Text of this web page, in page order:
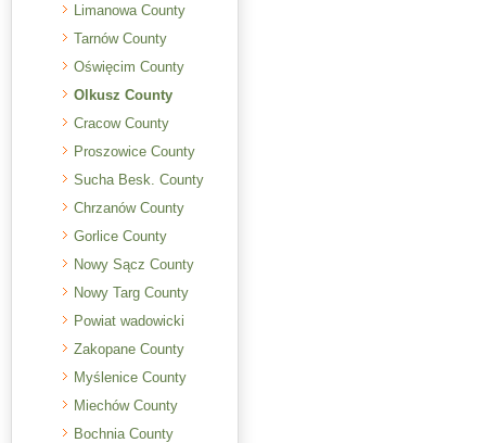
Limanowa County
Tarnów County
Oświęcim County
Olkusz County
Cracow County
Proszowice County
Sucha Besk. County
Chrzanów County
Gorlice County
Nowy Sącz County
Nowy Targ County
Powiat wadowicki
Zakopane County
Myślenice County
Miechów County
Bochnia County